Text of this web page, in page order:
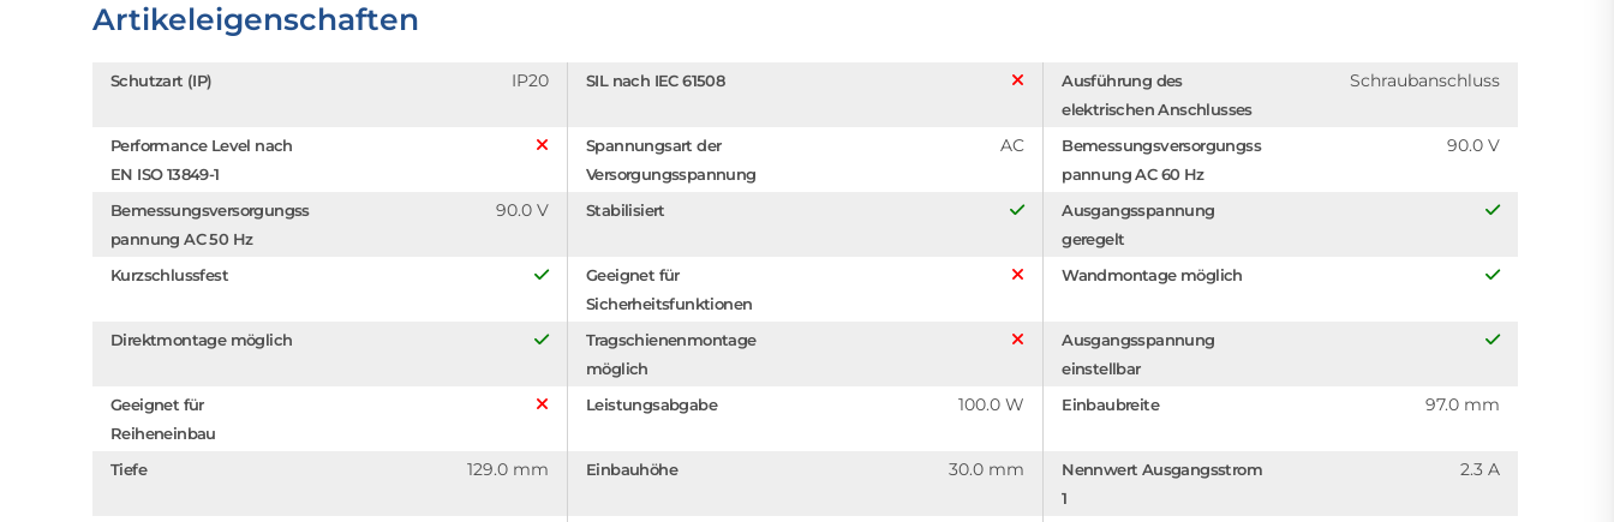
Artikeleigenschaften
Schutzart (IP) IP20 SIL nach IEC 61508
Ausführung des
elektrischen Anschlusses
Schraubanschluss
Performance Level nach
EN ISO 13849-1
Spannungsart der
Versorgungsspannung
AC
Bemessungsversorgungss
pannung AC 60 Hz
90.0 V
Bemessungsversorgungss
pannung AC 50 Hz
90.0 V Stabilisiert
Ausgangsspannung
geregelt
Kurzschlussfest
Geeignet für
Sicherheitsfunktionen
Wandmontage möglich
Direktmontage möglich
Tragschienenmontage
möglich
Ausgangsspannung
einstellbar
Geeignet für
Reiheneinbau
Leistungsabgabe 100.0 W Einbaubreite 97.0 mm
Tiefe 129.0 mm Einbauhöhe 30.0 mm
Nennwert Ausgangsstrom
1
2.3 A